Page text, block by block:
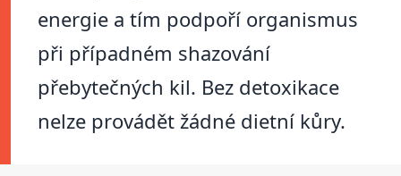
energie a tím podpoří organismus
při případném shazování
přebytečných kil. Bez detoxikace
nelze provádět žádné dietní kůry.